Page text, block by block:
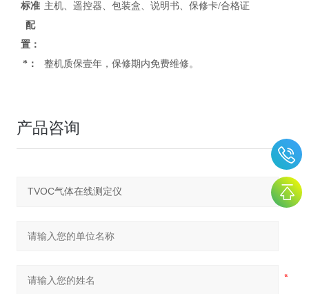
标准
配
置：
主机、遥控器、包装盒、说明书、保修卡/合格证
*： 整机质保壹年，保修期内免费维修。
产品咨询